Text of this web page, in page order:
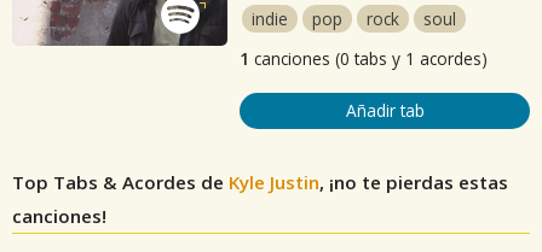
indie
pop rock
soul
1 canciones (0 tabs y 1 acordes)
Añadir tab
Top Tabs & Acordes de Kyle Justin, ¡no te pierdas estas
canciones!